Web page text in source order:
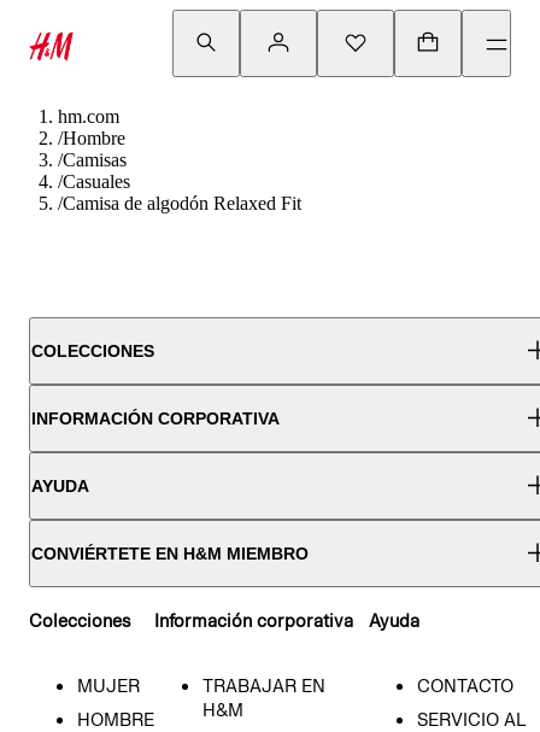
hm.com
/Hombre
/Camisas
/Casuales
/Camisa de algodón Relaxed Fit
COLECCIONES
INFORMACIÓN CORPORATIVA
AYUDA
CONVIÉRTETE EN H&M MIEMBRO
Colecciones
MUJER
HOMBRE
Información corporativa
TRABAJAR EN
H&M
Ayuda
CONTACTO
SERVICIO AL